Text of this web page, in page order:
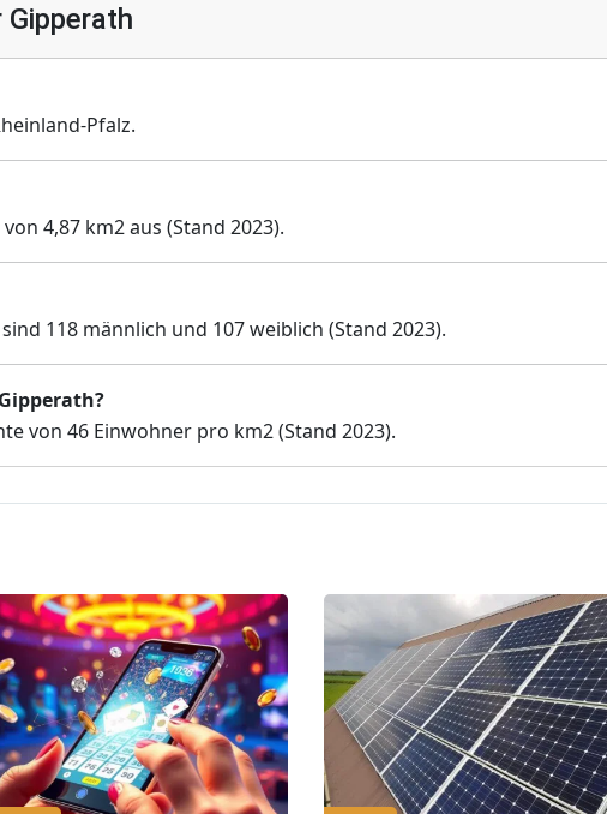
Pfalz.
4,87 km2 aus (Stand 2023).
118 männlich und 107 weiblich (Stand 2023).
von 46 Einwohner pro km2 (Stand 2023).